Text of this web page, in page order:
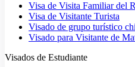
Visa de Visita Familiar del
Visa de Visitante Turista
Visado de grupo turístico
Visado para Visitante de
Visados de Estudiante